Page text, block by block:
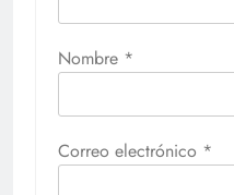
Nombre *
Correo electrónico *